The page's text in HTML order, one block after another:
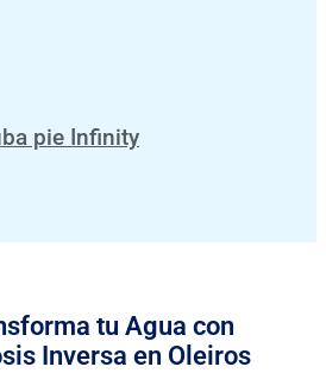
pie Infinity
tu Agua con
Inversa en Oleiros